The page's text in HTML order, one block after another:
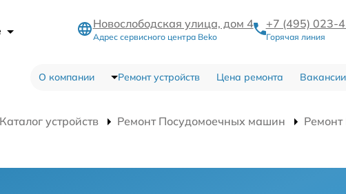
Новослободская улица, дом 4
Адрес сервисного центра Beko
+7 (495) 023-
Горячая линия
О компании Ремонт устройств Цена ремонта Вакансии
Каталог устройств Ремонт Посудомоечных машин